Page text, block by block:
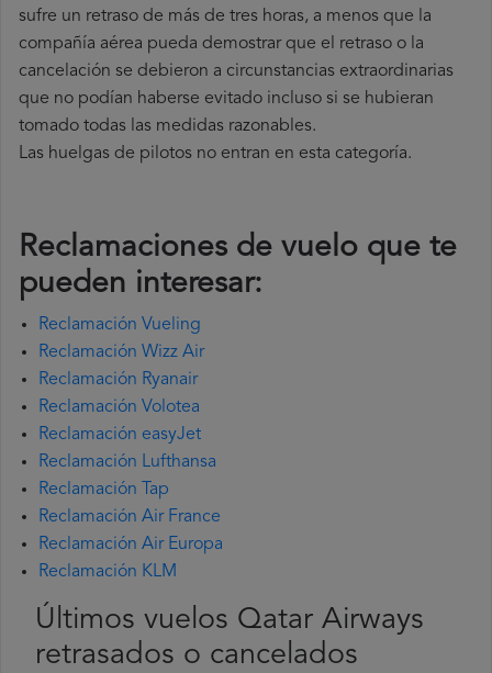
sufre un retraso de más de tres horas, a menos que la
compañía aérea pueda demostrar que el retraso o la
cancelación se debieron a circunstancias extraordinarias
que no podían haberse evitado incluso si se hubieran
tomado todas las medidas razonables.
Las huelgas de pilotos no entran en esta categoría.
Reclamaciones de vuelo que te
pueden interesar:
Reclamación Vueling
Reclamación Wizz Air
Reclamación Ryanair
Reclamación Volotea
Reclamación easyJet
Reclamación Lufthansa
Reclamación Tap
Reclamación Air France
Reclamación Air Europa
Reclamación KLM
Últimos vuelos Qatar Airways
retrasados o cancelados